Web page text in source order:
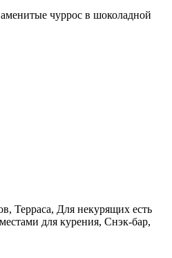
чуррос в шоколадной
Терраса, Для некурящих есть
для курения, Снэк-бар,